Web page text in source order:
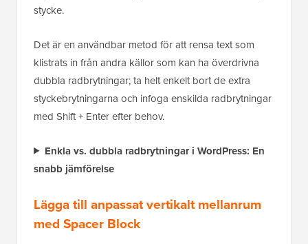
stycke.
Det är en användbar metod för att rensa text som
klistrats in från andra källor som kan ha överdrivna
dubbla radbrytningar; ta helt enkelt bort de extra
styckebrytningarna och infoga enskilda radbrytningar
med Shift + Enter efter behov.
Enkla vs. dubbla radbrytningar i WordPress: En
snabb jämförelse
Lägga till anpassat vertikalt mellanrum
med Spacer Block